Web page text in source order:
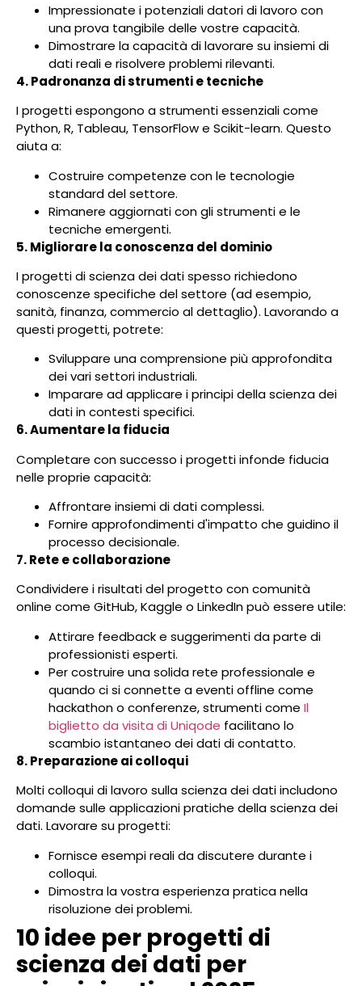
Impressionate i potenziali datori di lavoro con
una prova tangibile delle vostre capacità.
Dimostrare la capacità di lavorare su insiemi di
dati reali e risolvere problemi rilevanti.
4. Padronanza di strumenti e tecniche
I progetti espongono a strumenti essenziali come
Python, R, Tableau, TensorFlow e Scikit-learn. Questo
aiuta a:
Costruire competenze con le tecnologie
standard del settore.
Rimanere aggiornati con gli strumenti e le
tecniche emergenti.
5. Migliorare la conoscenza del dominio
I progetti di scienza dei dati spesso richiedono
conoscenze specifiche del settore (ad esempio,
sanità, finanza, commercio al dettaglio). Lavorando a
questi progetti, potrete:
Sviluppare una comprensione più approfondita
dei vari settori industriali.
Imparare ad applicare i principi della scienza dei
dati in contesti specifici.
6. Aumentare la fiducia
Completare con successo i progetti infonde fiducia
nelle proprie capacità:
Affrontare insiemi di dati complessi.
Fornire approfondimenti d'impatto che guidino il
processo decisionale.
7. Rete e collaborazione
Condividere i risultati del progetto con comunità
online come GitHub, Kaggle o LinkedIn può essere utile:
Attirare feedback e suggerimenti da parte di
professionisti esperti.
Per costruire una solida rete professionale e
quando ci si connette a eventi offline come
hackathon o conferenze, strumenti come Il
biglietto da visita di Uniqode facilitano lo
scambio istantaneo dei dati di contatto.
8. Preparazione ai colloqui
Molti colloqui di lavoro sulla scienza dei dati includono
domande sulle applicazioni pratiche della scienza dei
dati. Lavorare su progetti:
Fornisce esempi reali da discutere durante i
colloqui.
Dimostra la vostra esperienza pratica nella
risoluzione dei problemi.
10 idee per progetti di
scienza dei dati per